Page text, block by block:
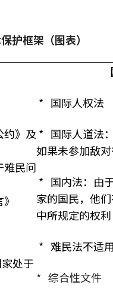
护框架（图表）
约》及
难民问
处于
* 国际人权法
* 国际人道法
如果未参加敌
* 国内法：由
家的国民，他
中所规定的权利
* 难民法不适
* 综合性文件